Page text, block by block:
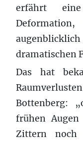
erfährt
dramatischen
Das hat
Bottenberg:
frühen
Zittern